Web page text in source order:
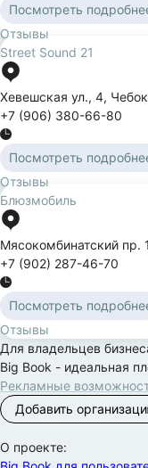
Посмотреть
Отзывы
Street Sound 21
Хевешская ул., 4,
+7 (906) 380-66-80
Посмотреть
Отзывы
Блюзмобиль
Мясокомбинатский пр.
+7 (902) 287-46-70
Посмотреть
Отзывы
Для владельцев
Big Book - идеальная
Рекламные
Добавить
О проекте: